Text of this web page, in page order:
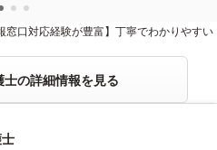
窓口対応経験が豊富】丁寧でわかりやすい
の詳細情報を見る